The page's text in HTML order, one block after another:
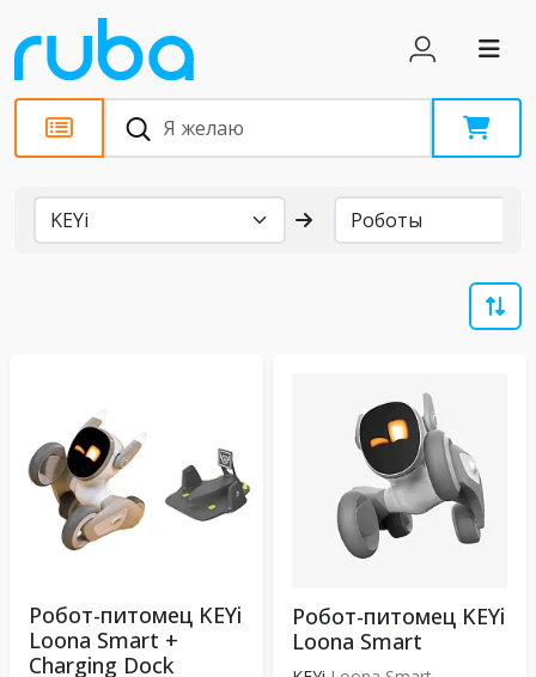
Бренды
Робот-питомец KEYi
Loona Smart +
Charging Dock
Робот-питомец KEYi
Loona Smart